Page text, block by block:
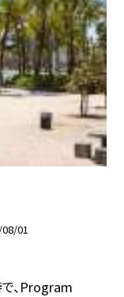
01
、Program